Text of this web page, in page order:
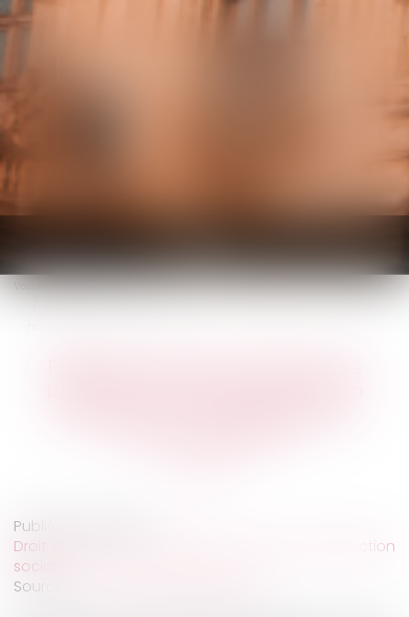
KALIFA Avocats
Ouvrir
le
menu
Vous êtes ici :Accueil
Publié le :
Droit du travail - Employeurs
Droit de la protection
sociale
Source :